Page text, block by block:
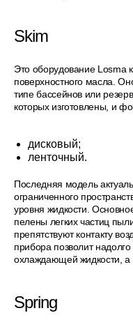
Skim
Это оборудование Losma
поверхностного масла.
типе бассейнов или
которых изготовлены, и
дисковый;
ленточный.
Последняя модель
ограниченного
уровня жидкости.
пелены легких частиц
препятствуют контакту
прибора позволит
охлаждающей жидкости, а
Spring